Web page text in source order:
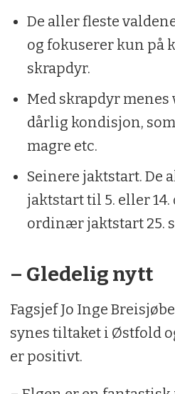
De aller fleste
og fokuserer kun på
skrapdyr.
Med skrapdyr
dårlig kondisjon, som
magre etc.
Seinere jaktstart. De
jaktstart til 5. eller 14.
ordinær jaktstart 25.
– Gledelig nytt
Fagsjef Jo Inge
synes tiltaket i Østfold
er positivt.